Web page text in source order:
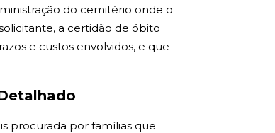
do cemitério onde o
a certidão de óbito
e custos envolvidos, e que
procurada por famílias que